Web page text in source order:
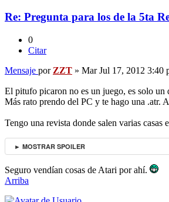
Re: Pregunta para los de la 5ta
0
Citar
Mensaje por ZZT » Mar Jul 17, 2012 3:40
El pitufo picaron no es un juego, es solo
Más rato prendo del PC y te hago una .atr.
Tengo una revista donde salen varias casas
► MOSTRAR SPOILER
Seguro vendían cosas de Atari por ahí.
Arriba